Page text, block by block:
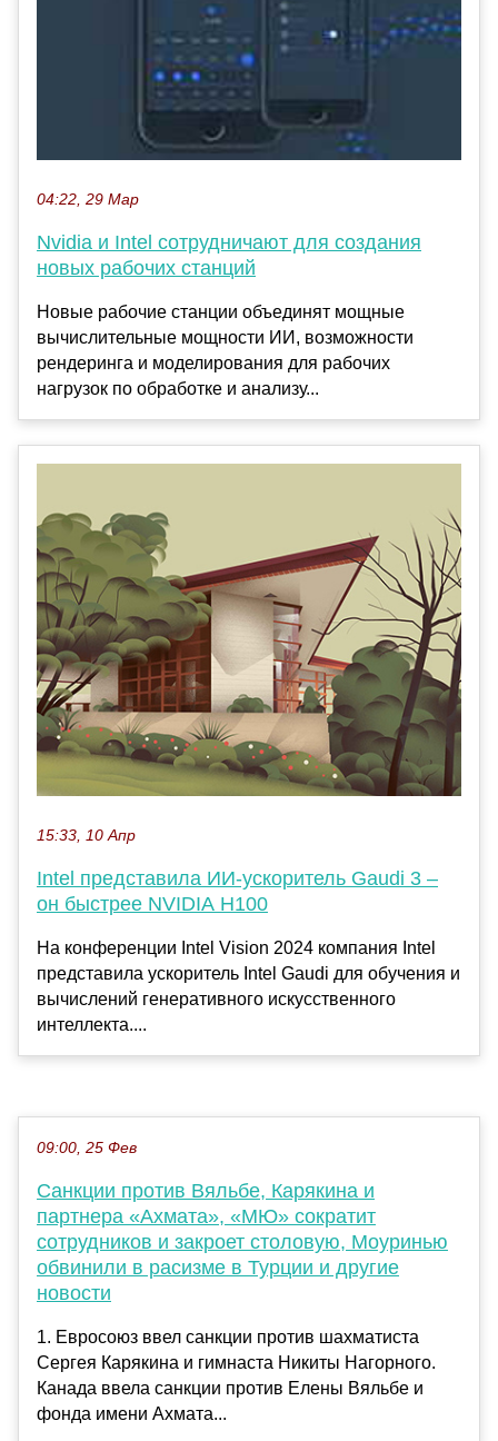
04:22, 29 Мар
Nvidia и Intel сотрудничают для создания
новых рабочих станций
Новые рабочие станции объединят мощные
вычислительные мощности ИИ, возможности
рендеринга и моделирования для рабочих
нагрузок по обработке и анализу...
15:33, 10 Апр
Intel представила ИИ-ускоритель Gaudi 3 –
он быстрее NVIDIA H100
На конференции Intel Vision 2024 компания Intel
представила ускоритель Intel Gaudi для обучения и
вычислений генеративного искусственного
интеллекта....
09:00, 25 Фев
Санкции против Вяльбе, Карякина и
партнера «Ахмата», «МЮ» сократит
сотрудников и закроет столовую, Моуринью
обвинили в расизме в Турции и другие
новости
1. Евросоюз ввел санкции против шахматиста
Сергея Карякина и гимнаста Никиты Нагорного.
Канада ввела санкции против Елены Вяльбе и
фонда имени Ахмата...